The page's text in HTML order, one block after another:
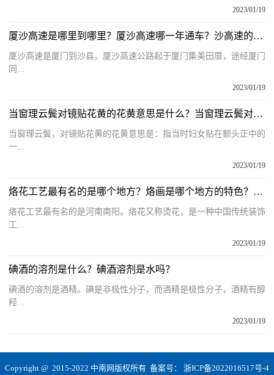
2023/01/19
厦沙高速是哪里到哪里？厦沙高速哪一年通车？沙高速的位置介绍
厦沙高速是厦门到沙县。厦沙高速公路起于厦门集美田厝，途经厦门
同...
2023/01/19
当窗理云鬓对镜贴花黄的花黄意思是什么？当窗理云鬓对镜贴花黄翻译
当窗理云鬓，对镜贴花黄的花黄意思是：指当时妇女贴在额头正中的
一...
2023/01/19
烙花工艺最有名的是哪个地方？烙画是哪个地方的特色？关于烙花工艺的简介
烙花工艺最有名的是河南南阳。烙花又称烫花，是一种中国传统装饰
工...
2023/01/19
碘酒的溶剂是什么？碘酒溶剂是水吗？
碘酒的溶剂是酒精。碘是非极性分子，而酒精是极性分子，酒精有醇
羟...
2023/01/19
Copyright @ 2015-2022 中南网版权所有 备案号： 浙ICP备2022016517号-4